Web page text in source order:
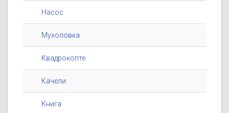
Насос
Мухоловка
Квадрокопте
Качели
Книга